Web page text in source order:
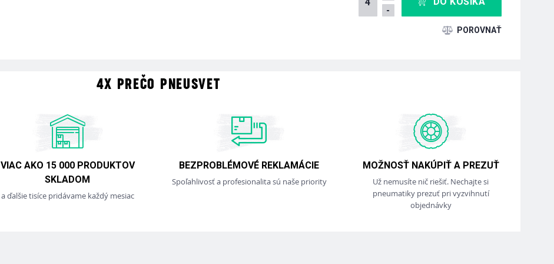
-
4X PREČO PNEUSVET
VIAC AKO 15 000 PRODUKTOV
SKLADOM
a ďalšie tisíce pridávame každý mesiac
BEZPROBLÉMOVÉ REKLAMÁCIE
Spoľahlivosť a profesionalita sú naše priority
MOŽNOSŤ NAKÚPIŤ A PREZUŤ
Už nemusíte nič riešiť. Nechajte si
pneumatiky prezuť pri vyzvihnutí
objednávky